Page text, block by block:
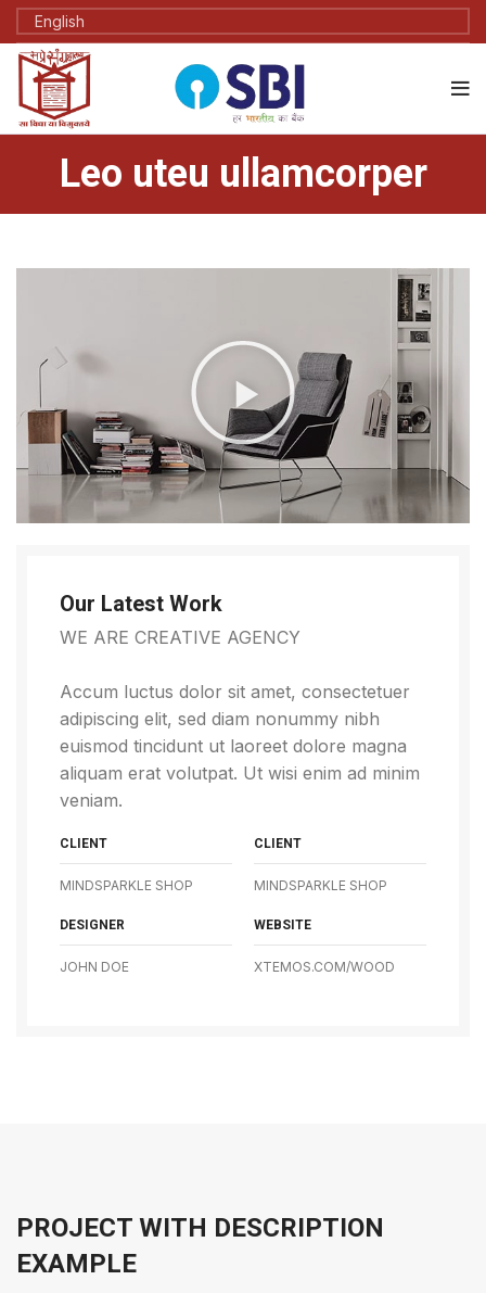
Leo uteu ullamcorper
Our Latest Work
WE ARE CREATIVE AGENCY
Accum luctus dolor sit amet, consectetuer
adipiscing elit, sed diam nonummy nibh
euismod tincidunt ut laoreet dolore magna
aliquam erat volutpat. Ut wisi enim ad minim
veniam.
CLIENT
MINDSPARKLE SHOP
CLIENT
MINDSPARKLE SHOP
DESIGNER
JOHN DOE
WEBSITE
XTEMOS.COM/WOOD
PROJECT WITH DESCRIPTION
EXAMPLE